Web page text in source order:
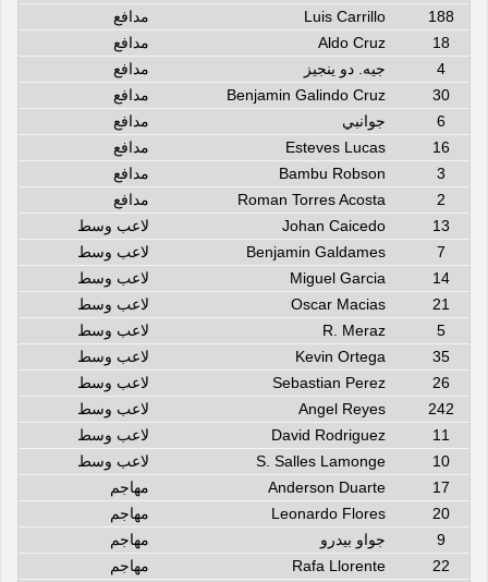
188
Luis Carrillo
مدافع
18
Aldo Cruz
مدافع
4
جيه. دو ينجيز
مدافع
30
Benjamin Galindo Cruz
مدافع
6
جوانبي
مدافع
16
Esteves Lucas
مدافع
3
Bambu Robson
مدافع
2
Roman Torres Acosta
مدافع
13
Johan Caicedo
لاعب وسط
7
Benjamin Galdames
لاعب وسط
14
Miguel Garcia
لاعب وسط
21
Oscar Macias
لاعب وسط
5
R. Meraz
لاعب وسط
35
Kevin Ortega
لاعب وسط
26
Sebastian Perez
لاعب وسط
242
Angel Reyes
لاعب وسط
11
David Rodriguez
لاعب وسط
10
S. Salles Lamonge
لاعب وسط
17
Anderson Duarte
مهاجم
20
Leonardo Flores
مهاجم
9
جواو بيدرو
مهاجم
22
Rafa Llorente
مهاجم